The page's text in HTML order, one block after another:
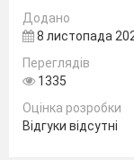
Додано
8 листопада
Переглядів
1335
Оцінка розробки
Відгуки відсутні